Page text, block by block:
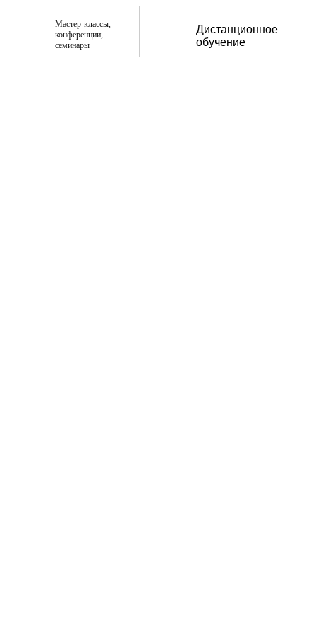
Мастер-классы,
конференции,
семинары
Дистанционное
обучение